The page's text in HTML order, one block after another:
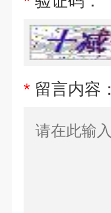
* 留言内容：